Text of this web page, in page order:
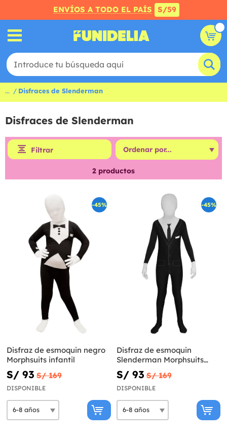
ENVÍOS A TODO EL PAÍS S/59
... Disfraces de Slenderman
Disfraces de Slenderman
Filtrar
2 productos
-45%
Disfraz de esmoquin negro
Morphsuits infantil
S/ 93 S/ 169
DISPONIBLE
-45%
Disfraz de esmoquin
Slenderman Morphsuits
infantil
S/ 93 S/ 169
DISPONIBLE